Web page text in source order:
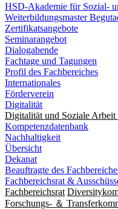
HSD-Akademie für Sozial-
Weiterbildungsmaster
Zertifikatsangebote
Seminarangebot
Dialogabende
Fachtage und Tagungen
Profil des Fachbereiches
Internationales
Förderverein
Digitalität
Digitalität und Soziale
Kompetenzdatenbank
Nachhaltigkeit
Übersicht
Dekanat
Beauftragte des
Fachbereichsrat &
Fachbereichsrat
Forschungs- ＆